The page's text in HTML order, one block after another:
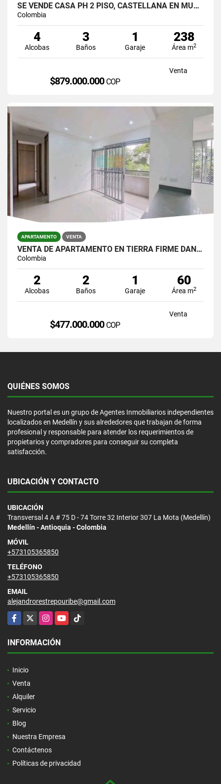
SE VENDE CASA PH 2 PISO, CASTELLANA EN MUY BUEN ESTADO PARA VIVIR.
Colombia
4
Alcobas
3
Baños
1
Garaje
238
Área m2
Venta
$879.000.000 COP
APARTAMENTO VENTA
VENTA DE APARTAMENTO EN TIERRA FIRME DAN GERMAN
Colombia
2
Alcobas
2
Baños
1
Garaje
60
Área m2
Venta
$477.000.000 COP
QUIÉNES SOMOS
Nuestro portal es un grupo de Agentes Inmobiliarios independientes
localizados en Medellín y sus alrededores que trabajan de forma
profesional y responsable para atender los requerimientos de
propietarios y compradores para conseguir su completa
satisfacción.
UBICACIÓN Y CONTACTO
UBICACIÓN
Transversal 4 A # 75 D - 74 Torre 32 Interior 307 La Mota (Medellín)
Medellín - Antioquia - Colombia
MÓVIL
+573105365850
TELÉFONO
+573105365850
EMAIL
alejandrorestrepouribe@gmail.com
Facebook
X InstagramYouTubeTikTok
INFORMACIÓN
Inicio
Venta
Alquiler
Servicio
Blog
Nuestra Empresa
Contáctenos
Políticas de privacidad